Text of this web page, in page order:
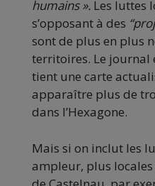
humains ». Les luttes
s’opposant à des
sont de plus en plus
territoires. Le journal
tient une carte
apparaître plus de
dans l’Hexagone.
Mais si on inclut les
ampleur, plus locales